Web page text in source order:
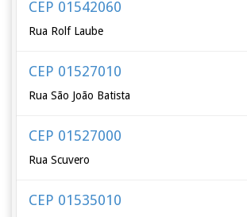
CEP 01542060
Rua Rolf Laube
CEP 01527010
Rua São João Batista
CEP 01527000
Rua Scuvero
CEP 01535010